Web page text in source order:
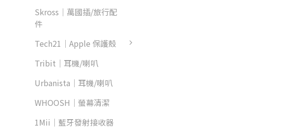
Skross｜萬國插/旅行配
件
Tech21｜Apple 保護殼
Tribit｜耳機/喇叭
Urbanista｜耳機/喇叭
WHOOSH｜螢幕清潔
1Mii｜藍牙發射接收器